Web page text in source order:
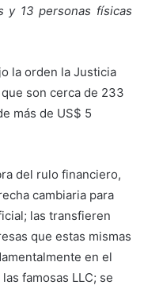
y 13 personas físicas
la orden la Justicia
son cerca de 233
más de US$ 5
del rulo financiero,
cambiaria para
las transfieren
que estas mismas
en el
famosas LLC; se